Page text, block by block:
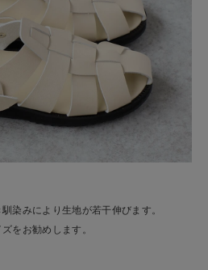
染みにより生地が若干伸びます。
をお勧めします。